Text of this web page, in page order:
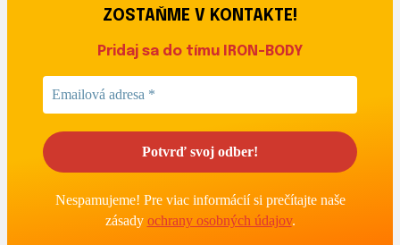
ZOSTAŇME V KONTAKTE!
Pridaj sa do tímu IRON-BODY
Nespamujeme! Pre viac informácií si prečítajte naše
zásady ochrany osobných údajov.